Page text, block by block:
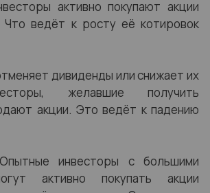
активно покупают акции
Что ведёт к росту её котировок
дивиденды или снижает их
желавшие получить
акции. Это ведёт к падению
инвесторы с большими
активно покупать акции